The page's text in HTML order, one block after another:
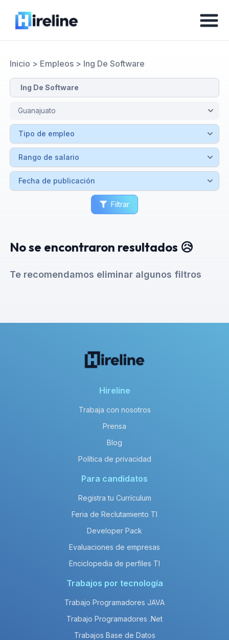
Inicio > Empleos> Ing De Software
Filtrar
No se encontraron resultados 😥
Te recomendamos eliminar algunos filtros
Hireline
Trabaja con nosotros
Prensa
Blog
Política de privacidad
Para candidatos
Registra tu Currículum
Feria de Reclutamiento TI
Developer Pack
Evaluaciones de empresas
Enciclopedia de perfiles TI
Trabajos por tecnología
Trabajo Programadores JAVA
Trabajo Programadores .Net
Trabajos Base de Datos